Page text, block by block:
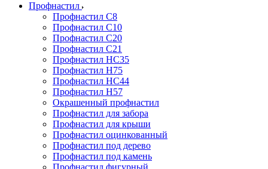
Профнастил
Профнастил С8
Профнастил С10
Профнастил С20
Профнастил С21
Профнастил НС35
Профнастил Н75
Профнастил HC44
Профнастил Н57
Окрашенный профнастил
Профнастил для забора
Профнастил для крыши
Профнастил оцинкованный
Профнастил под дерево
Профнастил под камень
Профнастил фигурный